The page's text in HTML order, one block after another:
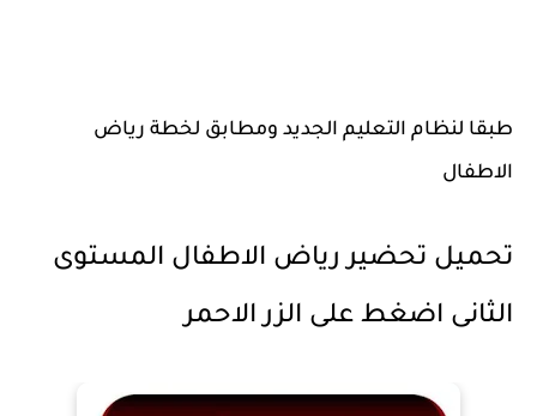
طبقا لنظام التعليم الجديد ومطابق لخطة رياض
الاطفال
تحميل تحضير رياض الاطفال المستوى
الثانى اضغط على الزر الاحمر